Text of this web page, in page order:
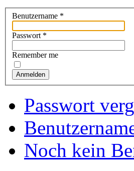
Benutzername *
Passwort *
Remember me
Anmelden
Passwort
Noch kein